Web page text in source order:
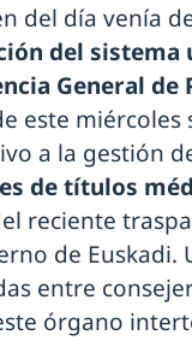
del día venía
del
General de
este miércoles
a la gestión
de títulos
reciente
de Euskadi.
entre
órgano